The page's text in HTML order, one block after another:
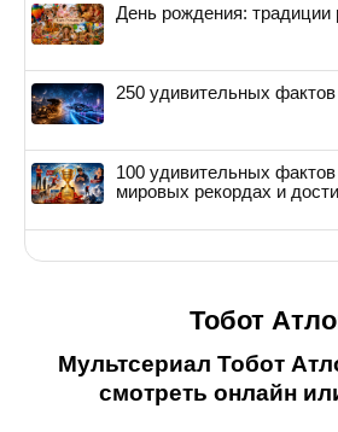
День рождения: традиции
250 удивительных
100 удивительных
мировых рекордах и
Тобот
Мультсериал Тобот
смотреть онлайн